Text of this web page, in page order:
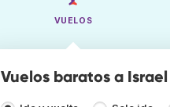
VUELOS
Vuelos baratos a Israel